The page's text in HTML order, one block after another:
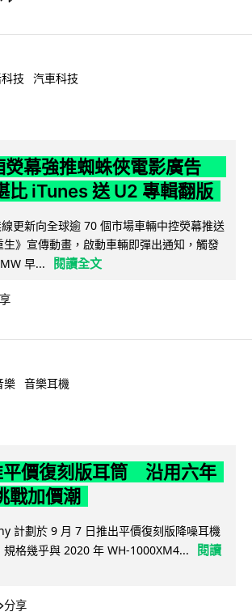
技 汽車科技
熒幕強推蜘蛛俠電影廣告
比 iTunes 送 U2 專輯翻版
更新向全球逾 70 個市場車輛中控熒幕推送
生》宣傳動畫，啟動車輛即彈出通知，觸發
早...
閱讀全文
樂 音樂耳機
平價復刻版耳筒 沿用六年
戰加價潮
計劃於 9 月 7 日推出平價復刻版降噪耳機
格幾乎與 2020 年 WH-1000XM4...
閱讀
分享